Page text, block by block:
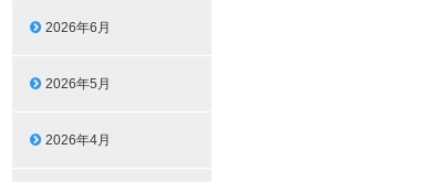
2026年6月
2026年5月
2026年4月